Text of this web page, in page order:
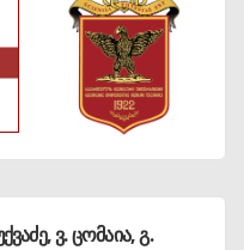
ვ. ცომაია, გ.